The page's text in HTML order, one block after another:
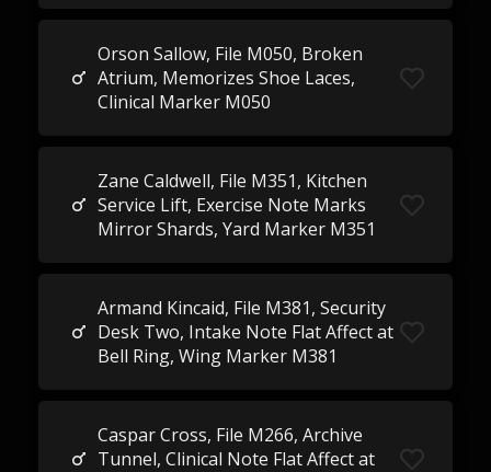
Orson Sallow, File M050, Broken
Atrium, Memorizes Shoe Laces,
Clinical Marker M050
Zane Caldwell, File M351, Kitchen
Service Lift, Exercise Note Marks
Mirror Shards, Yard Marker M351
Armand Kincaid, File M381, Security
Desk Two, Intake Note Flat Affect at
Bell Ring, Wing Marker M381
Caspar Cross, File M266, Archive
Tunnel, Clinical Note Flat Affect at